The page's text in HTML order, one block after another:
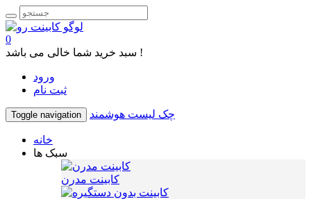
0
سبد خرید شما خالی می باشد !
ورود
ثبت نام
Toggle navigation چک لیست هوشمند
خانه
سبک ها
کابینت مدرن